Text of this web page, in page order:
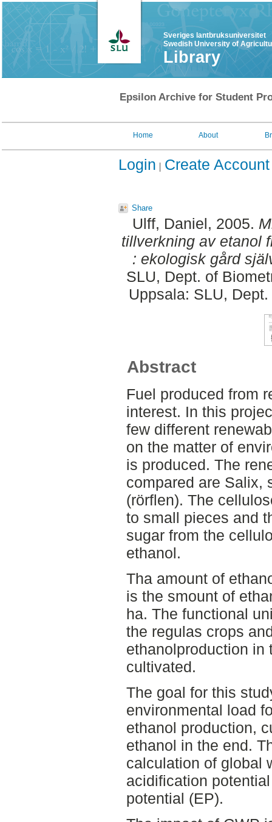
Sveriges lantbruksuniversitet
Swedish University of
Library
Epsilon Archive for Student
Home About
Login Create Account
Share
Ulff, Daniel, 2005.
tillverkning av etanol
: ekologisk gård
SLU, Dept. of
Uppsala: SLU,
Abstract
Fuel produced from
interest. In this
few different
on the matter of
is produced. The
compared are Salix,
(rörflen). The
to small pieces and
sugar from the
ethanol.
Tha amount of
is the smount of
ha. The functional
the regulas crops
ethanolproduction in
cultivated.
The goal for this
environmental load
ethanol production,
ethanol in the end.
calculation of global
acidification
potential (EP).